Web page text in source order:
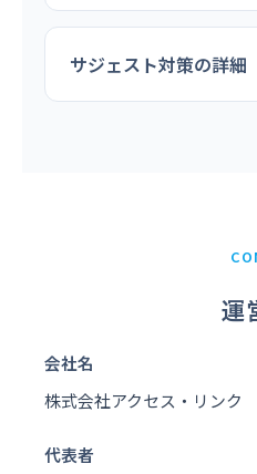
サジェスト対策の詳細
運
会社名
株式会社アクセス・リンク
代表者